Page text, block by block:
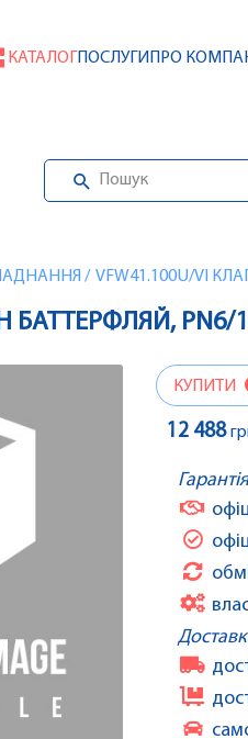
КАТАЛОГПОСЛУГИ ПРО
/ VFW41.100U/VI
БАТТЕРФЛЯЙ, PN6/
КУПИТИ
12 488
Гарантія